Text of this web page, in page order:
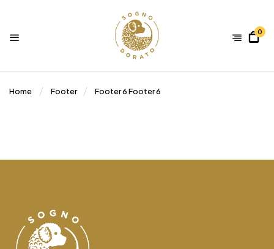
0
Home Footer Footer 6Footer 6